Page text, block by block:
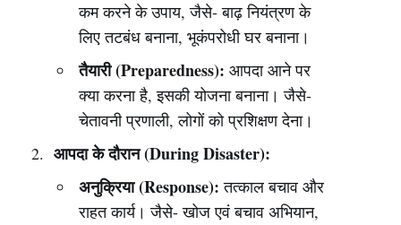
कम करने के उपाय, जैसे- बाढ़ नियंत्रण के
लिए तटबंध बनाना, भूकंपरोधी घर बनाना।
तैयारी (Preparedness): आपदा आने पर
क्या करना है, इसकी योजना बनाना। जैसे-
चेतावनी प्रणाली, लोगों को प्रशिक्षण देना।
आपदा के दौरान (During Disaster):
अनुक्रिया (Response): तत्काल बचाव और
राहत कार्य। जैसे- खोज एवं बचाव अभियान,